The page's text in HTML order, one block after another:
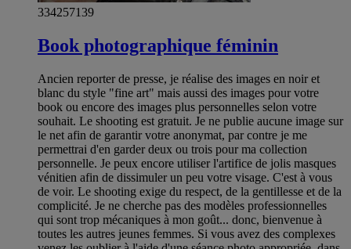
334257139
Book photographique féminin
Ancien reporter de presse, je réalise des images en noir et
blanc du style "fine art" mais aussi des images pour votre
book ou encore des images plus personnelles selon votre
souhait. Le shooting est gratuit. Je ne publie aucune image sur
le net afin de garantir votre anonymat, par contre je me
permettrai d'en garder deux ou trois pour ma collection
personnelle. Je peux encore utiliser l'artifice de jolis masques
vénitien afin de dissimuler un peu votre visage. C'est à vous
de voir. Le shooting exige du respect, de la gentillesse et de la
complicité. Je ne cherche pas des modèles professionnelles
qui sont trop mécaniques à mon goût... donc, bienvenue à
toutes les autres jeunes femmes. Si vous avez des complexes